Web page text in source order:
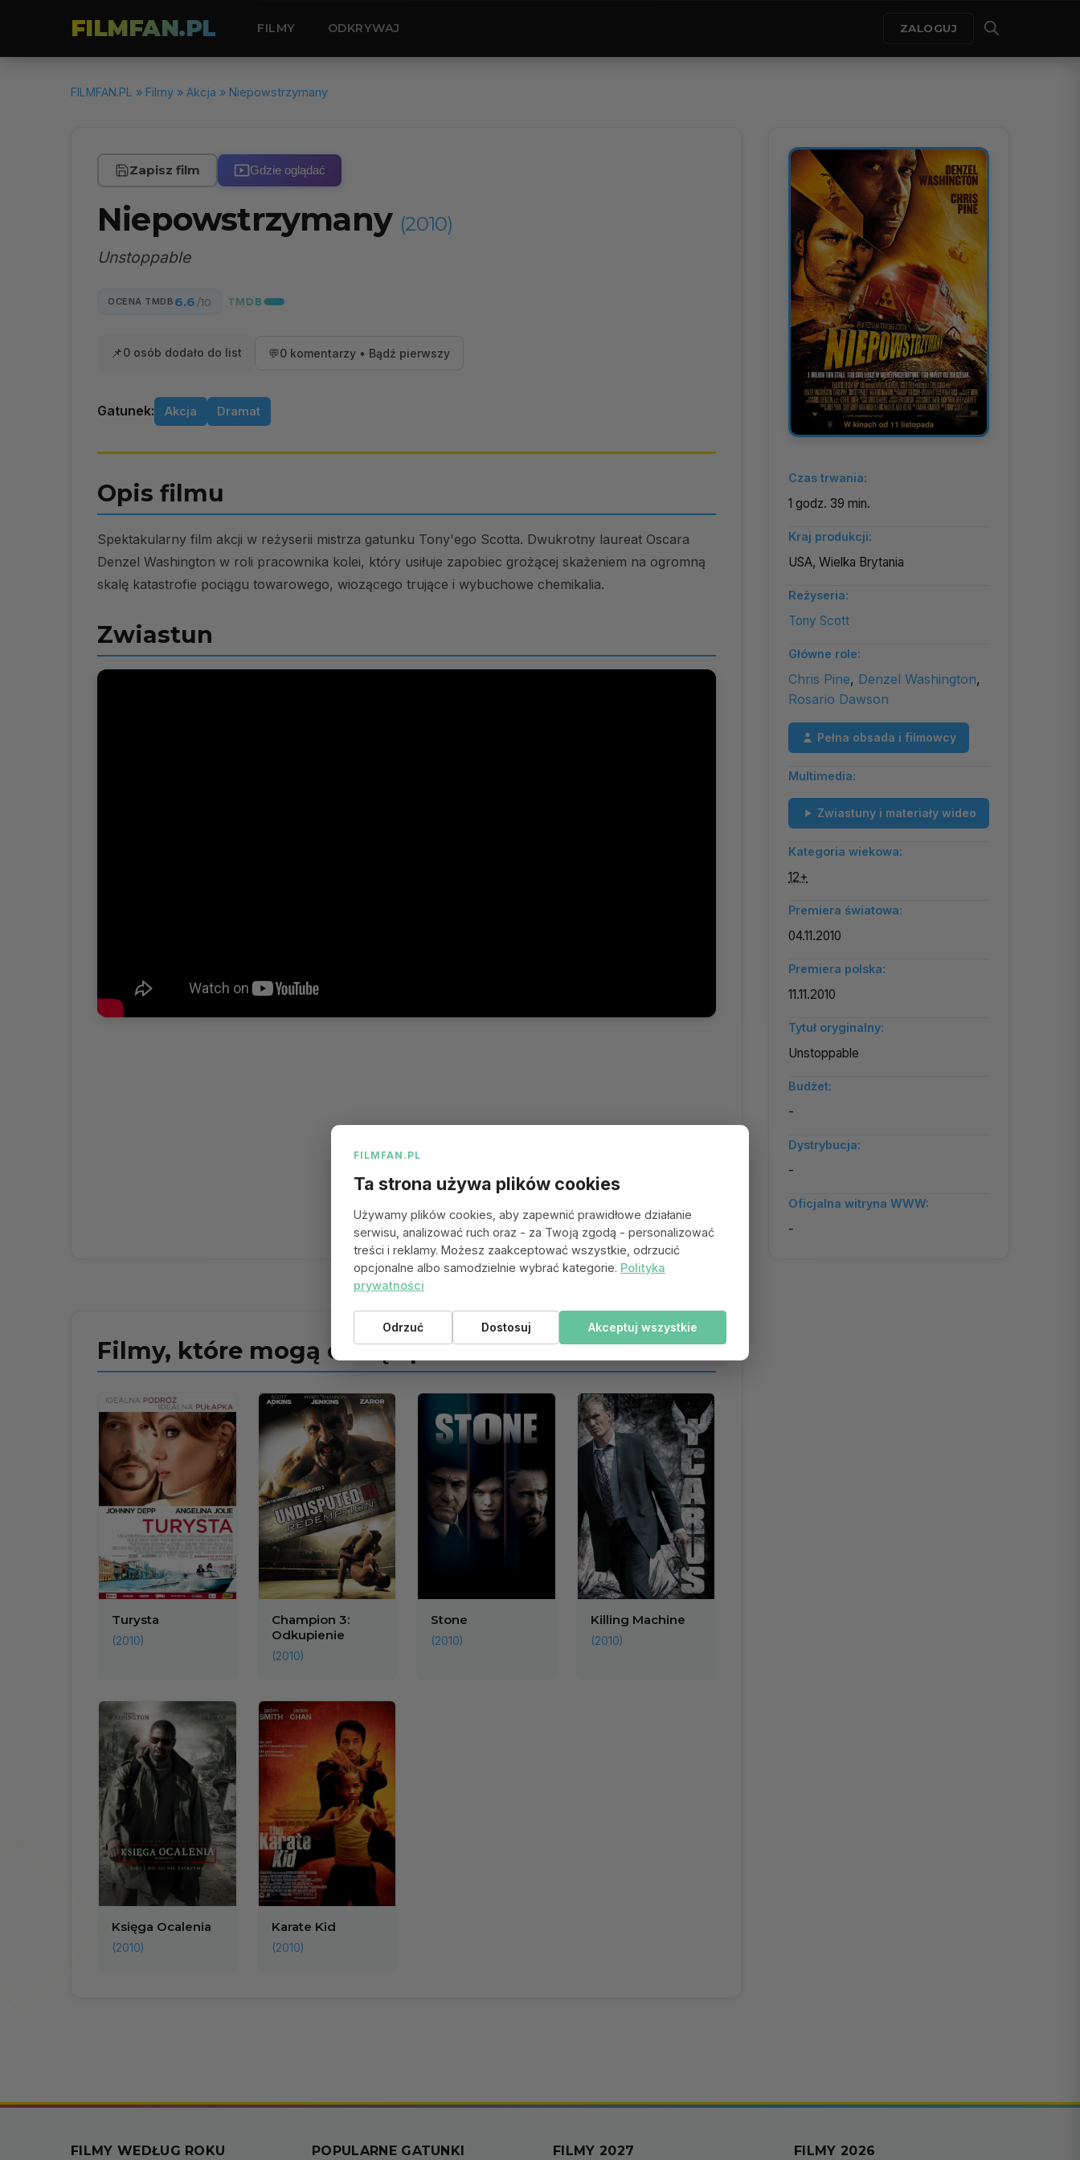
FILMFAN.PL FILMY ODKRYWAJ ZALOGUJ
FILMFAN.PL » Filmy » Akcja » Niepowstrzymany
Zapisz film Gdzie oglądać
Niepowstrzymany (2010)
Unstoppable
OCENA TMDB 6.6 /10
📌0 osób dodało do list 💬0 komentarzy • Bądź pierwszy
Gatunek: Akcja Dramat
Opis filmu
Spektakularny film akcji w reżyserii mistrza gatunku Tony'ego Scotta. Dwukrotny laureat Oscara
Denzel Washington w roli pracownika kolei, który usiłuje zapobiec grożącej skażeniem na ogromną
skalę katastrofie pociągu towarowego, wiozącego trujące i wybuchowe chemikalia.
Zwiastun
Czas trwania:
1 godz. 39 min.
Kraj produkcji:
USA, Wielka Brytania
Reżyseria:
Tony Scott
Główne role:
Chris Pine, Denzel Washington,
Rosario Dawson
Pełna obsada i filmowcy
Multimedia:
Zwiastuny i materiały wideo
Kategoria wiekowa:
12+
Premiera światowa:
04.11.2010
Premiera polska:
11.11.2010
Tytuł oryginalny:
Unstoppable
Budżet:
-
Dystrybucja:
-
Oficjalna witryna WWW:
-
Filmy, które mogą ci się spodobać
Turysta
(2010)
Champion 3:
Odkupienie
(2010)
Stone
(2010)
Killing Machine
(2010)
Księga Ocalenia
(2010)
Karate Kid
(2010)
FILMY WEDŁUG ROKU POPULARNE GATUNKI FILMY 2027 FILMY 2026
FILMFAN.PL
Ta strona używa plików cookies
Używamy plików cookies, aby zapewnić prawidłowe działanie
serwisu, analizować ruch oraz - za Twoją zgodą - personalizować
treści i reklamy. Możesz zaakceptować wszystkie, odrzucić
opcjonalne albo samodzielnie wybrać kategorie. Polityka
prywatności
Odrzuć Dostosuj Akceptuj wszystkie